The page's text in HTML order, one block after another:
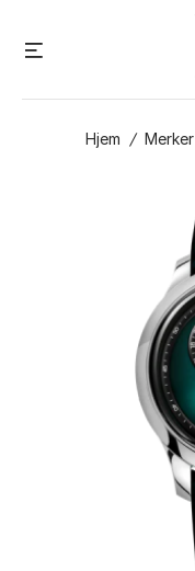
Hjem / Merker